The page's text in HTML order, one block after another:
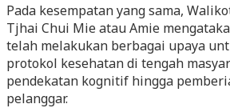
Pada kesempatan yang sama,
Tjhai Chui Mie atau Amie
telah melakukan berbagai upaya
protokol kesehatan di tengah
pendekatan kognitif hingga
pelanggar.